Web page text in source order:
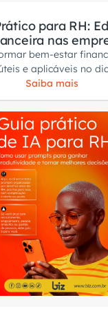
para RH:
nas
bem-estar
e aplicáveis no
colaboradores.
Saiba mais